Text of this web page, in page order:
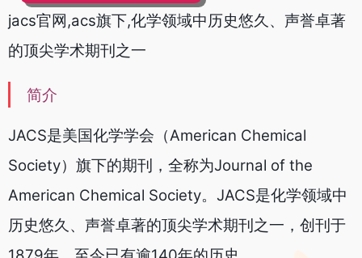
jacs官网,acs旗下,化学领域中历史悠久、声誉卓著
的顶尖学术期刊之一
简介
JACS是美国化学学会（American Chemical
Society）旗下的期刊，全称为Journal of the
American Chemical Society。JACS是化学领域中
历史悠久、声誉卓著的顶尖学术期刊之一，创刊于